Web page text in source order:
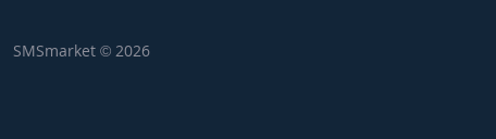
SMSmarket © 2026